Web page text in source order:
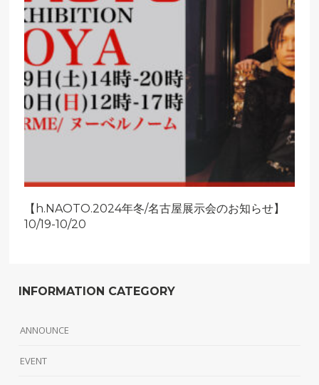
【h.NAOTO.2024年冬/名古屋展示会のお知らせ】
10/19-10/20
INFORMATION CATEGORY
ANNOUNCE
EVENT